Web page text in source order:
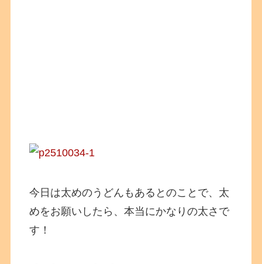
今日は太めのうどんもあるとのことで、太
めをお願いしたら、本当にかなりの太さで
す！